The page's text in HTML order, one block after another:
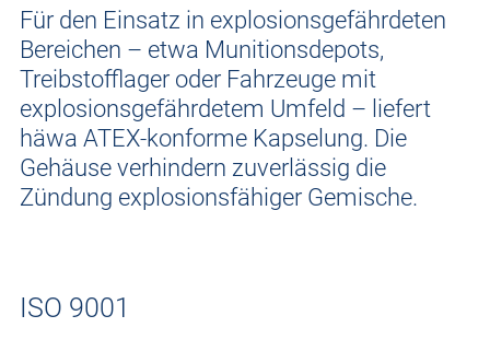
Für den Einsatz in explosionsgefährdeten
Bereichen – etwa Munitionsdepots,
Treibstofflager oder Fahrzeuge mit
explosionsgefährdetem Umfeld – liefert
häwa ATEX-konforme Kapselung. Die
Gehäuse verhindern zuverlässig die
Zündung explosionsfähiger Gemische.
ISO 9001